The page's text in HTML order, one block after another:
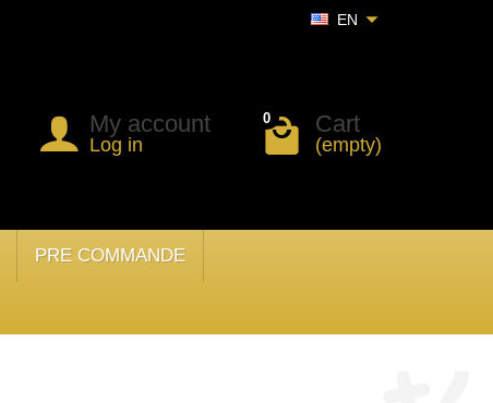
EN
My account
Log in
0 Cart
(empty)
PRE COMMANDE